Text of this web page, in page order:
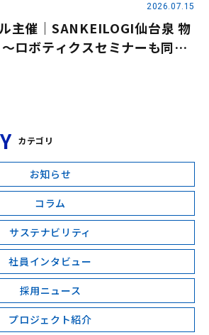
2026.07.15
主催｜SANKEILOGI仙台泉 物
ロボティクスセミナーも同時
カテゴリ
お知らせ
コラム
サステナビリティ
社員インタビュー
採用ニュース
プロジェクト紹介